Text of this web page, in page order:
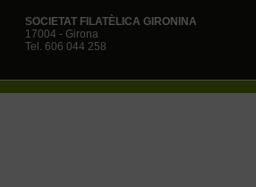
SOCIETAT FILATÈLICA GIRONINA
17004 - Girona
Tel. 606 044 258